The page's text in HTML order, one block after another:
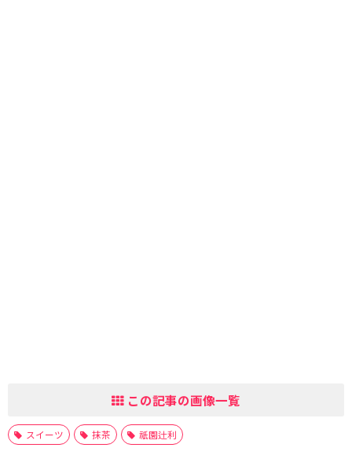
この記事の画像一覧
スイーツ 抹茶 祇園辻利